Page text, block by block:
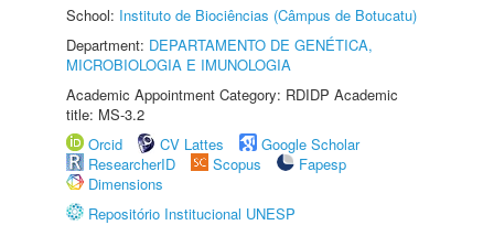
School: Instituto de Biociências (Câmpus de Botucatu)
Department: DEPARTAMENTO DE GENÉTICA,
MICROBIOLOGIA E IMUNOLOGIA
Academic Appointment Category: RDIDP Academic
title: MS-3.2
Orcid
CV Lattes
Google Scholar
ResearcherID
Scopus
Fapesp
Dimensions
Repositório Institucional UNESP